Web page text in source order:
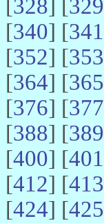
[328] [329
[340] [341
[352] [353
[364] [365
[376] [377
[388] [389
[400] [401
[412] [413
[424] [425